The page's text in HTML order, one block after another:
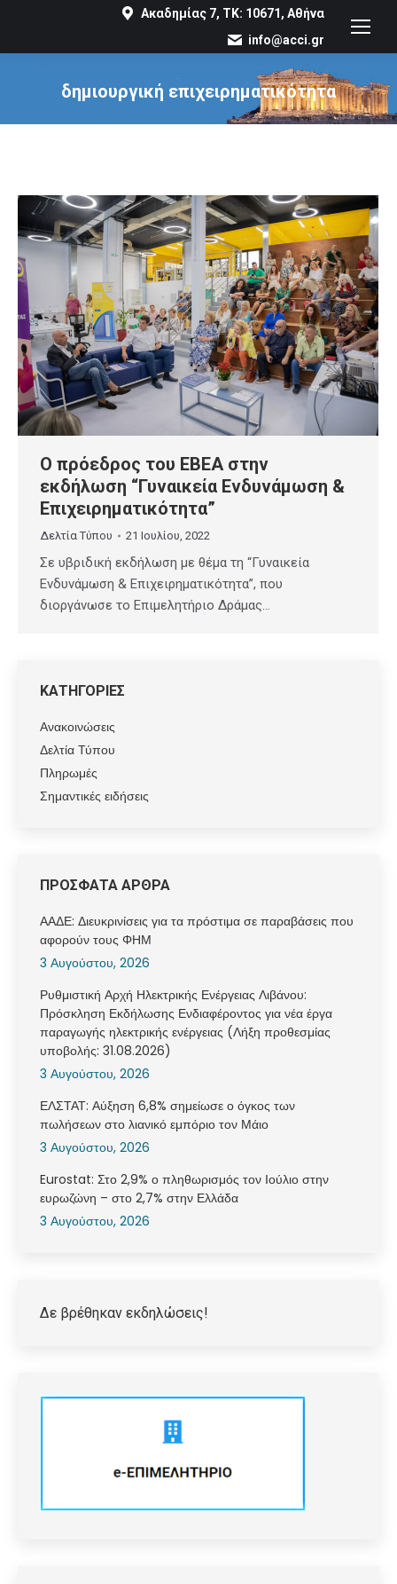
Ακαδημίας 7, ΤΚ: 10671, Αθήνα
info@acci.gr
δημιουργική επιχειρηματικότητα
You are here:
Ο πρόεδρος του ΕΒΕΑ στην
εκδήλωση “Γυναικεία Ενδυνάμωση &
Επιχειρηματικότητα”
Δελτία Τύπου 21 Ιουλίου, 2022
Σε υβριδική εκδήλωση με θέμα τη “Γυναικεία
Ενδυνάμωση & Επιχειρηματικότητα”, που
διοργάνωσε το Επιμελητήριο Δράμας…
ΚΑΤΗΓΟΡΙΕΣ
Ανακοινώσεις
Δελτία Τύπου
Πληρωμές
Σημαντικές ειδήσεις
ΠΡΟΣΦΑΤΑ ΑΡΘΡΑ
ΑΑΔΕ: Διευκρινίσεις για τα πρόστιμα σε παραβάσεις που
αφορούν τους ΦΗΜ
3 Αυγούστου, 2026
Ρυθμιστική Αρχή Ηλεκτρικής Ενέργειας Λιβάνου:
Πρόσκληση Εκδήλωσης Ενδιαφέροντος για νέα έργα
παραγωγής ηλεκτρικής ενέργειας (Λήξη προθεσμίας
υποβολής: 31.08.2026)
3 Αυγούστου, 2026
ΕΛΣΤΑΤ: Αύξηση 6,8% σημείωσε ο όγκος των
πωλήσεων στο λιανικό εμπόριο τον Μάιο
3 Αυγούστου, 2026
Eurostat: Στο 2,9% ο πληθωρισμός τον Ιούλιο στην
ευρωζώνη – στο 2,7% στην Ελλάδα
3 Αυγούστου, 2026
Δε βρέθηκαν εκδηλώσεις!